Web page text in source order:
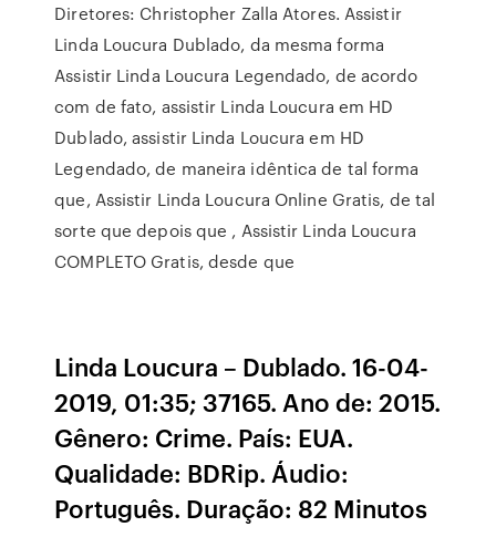
Diretores: Christopher Zalla Atores. Assistir
Linda Loucura Dublado, da mesma forma
Assistir Linda Loucura Legendado, de acordo
com de fato, assistir Linda Loucura em HD
Dublado, assistir Linda Loucura em HD
Legendado, de maneira idêntica de tal forma
que, Assistir Linda Loucura Online Gratis, de tal
sorte que depois que , Assistir Linda Loucura
COMPLETO Gratis, desde que
Linda Loucura – Dublado. 16-04-
2019, 01:35; 37165. Ano de: 2015.
Gênero: Crime. País: EUA.
Qualidade: BDRip. Áudio:
Português. Duração: 82 Minutos